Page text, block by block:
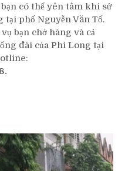
có thể yên tâm khi sử
phố Nguyễn Văn Tố.
bạn chở hàng và cả
đài của Phi Long tại